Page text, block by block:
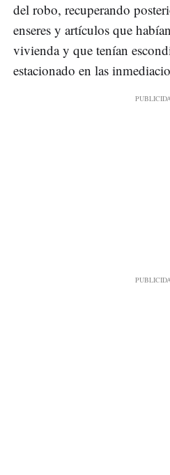
del robo, recuperando
enseres y artículos que
vivienda y que tenían
estacionado en las